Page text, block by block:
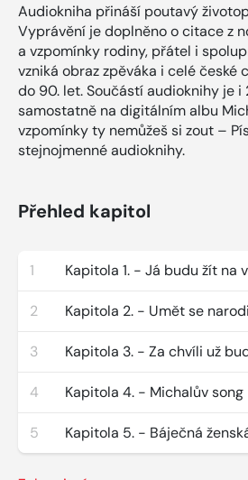
Audiokniha přináší poutavý
Vyprávění je doplněno o citace z
a vzpomínky rodiny, přátel i
vzniká obraz zpěváka i celé české
do 90. let. Součástí audioknihy je
samostatně na digitálním albu
vzpomínky ty nemůžeš si zout –
stejnojmenné audioknihy.
Přehled kapitol
1 Kapitola 1. - Já budu žít na
2 Kapitola 2. - Umět se
3 Kapitola 3. - Za chvíli už
4 Kapitola 4. - Michalův song
5 Kapitola 5. - Báječná